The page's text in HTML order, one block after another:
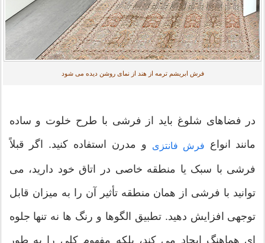
فرش ابریشم ترمه از هند از نمای روشن دیده می شود
در فضاهای شلوغ باید از فرشی با طرح خلوت و ساده
مانند انواع
فرش فانتزی و مدرن استفاده کنید. اگر قبلاً
فرشی با سبک یا منطقه خاصی در اتاق خود دارید، می
توانید با فرشی از همان منطقه تأثیر آن را به میزان قابل
توجهی افزایش دهید. تطبیق الگوها و رنگ ها نه تنها جلوه
ای هماهنگ ایجاد می کند، بلکه مفهوم کلی را به طور